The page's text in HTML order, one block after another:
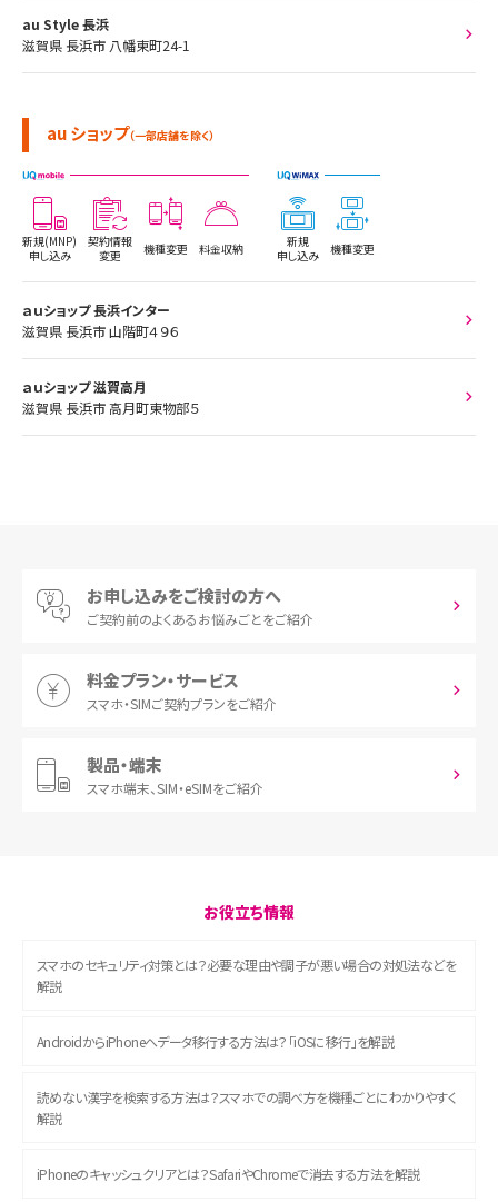
au Style 長浜
滋賀県 長浜市 八幡東町24-1
au ショップ（一部店舗を除く）
新規(MNP)
申し込み
契約情報
変更
機種変更 料金収納
新規
申し込み
機種変更
ａｕショップ 長浜インター
滋賀県 長浜市 山階町４９６
ａｕショップ 滋賀高月
滋賀県 長浜市 高月町東物部５
お申し込みをご検討の方へ
ご契約前のよくあるお悩みごとをご紹介
料金プラン・サービス
スマホ・SIMご契約プランをご紹介
製品・端末
スマホ端末、SIM・eSIMをご紹介
お役立ち情報
スマホのセキュリティ対策とは？必要な理由や調子が悪い場合の対処法などを
解説
AndroidからiPhoneへデータ移行する方法は？「iOSに移行」を解説
読めない漢字を検索する方法は？スマホでの調べ方を機種ごとにわかりやすく
解説
iPhoneのキャッシュクリアとは？SafariやChromeで消去する方法を解説